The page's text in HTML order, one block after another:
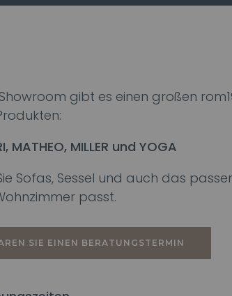
gibt es einen großen
MATHEO, MILLER und YOGA
Sofas, Sessel und auch das
passt.
SIE EINEN BERATUNGSTERMIN